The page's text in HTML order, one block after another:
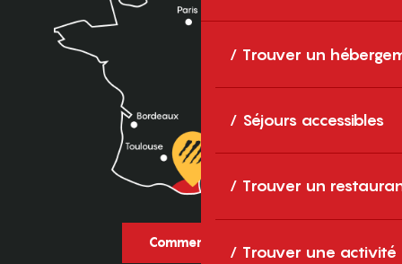
Trouver un
Séjours accessibles
Trouver un
Trouver une activité
Comment venir ?